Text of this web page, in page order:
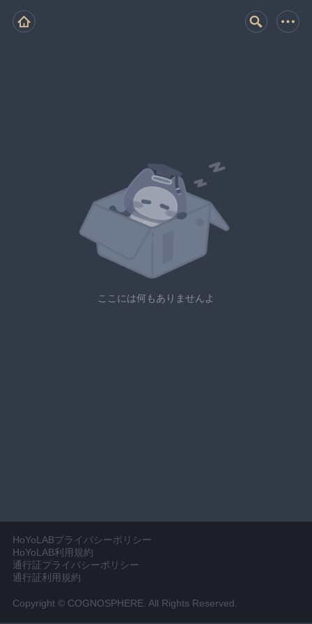
ここには何もありませんよ
HoYoLABプライバシーポリシー
HoYoLAB利用規約
通行証プライバシーポリシー
通行証利用規約
Copyright © COGNOSPHERE. All Rights Reserved.